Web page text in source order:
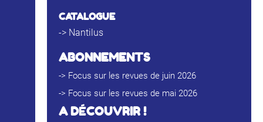
CATALOGUE
-> Nantilus
ABONNEMENTS
-> Focus sur les revues de juin 2026
-> Focus sur les revues de mai 2026
A DÉCOUVRIR !